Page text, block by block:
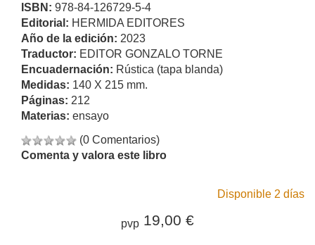
ISBN: 978-84-126729-5-4
Editorial: HERMIDA EDITORES
Año de la edición: 2023
Traductor: EDITOR GONZALO TORNE
Encuadernación: Rústica (tapa blanda)
Medidas: 140 X 215 mm.
Páginas: 212
Materias: ensayo
(0 Comentarios)
Comenta y valora este libro
Disponible 2 días
pvp 19,00 €